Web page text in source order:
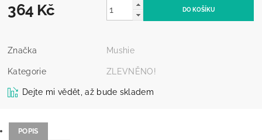
364 Kč
Značka Mushie
Kategorie ZLEVNĚNO!
Dejte mi vědět, až bude skladem
POPIS